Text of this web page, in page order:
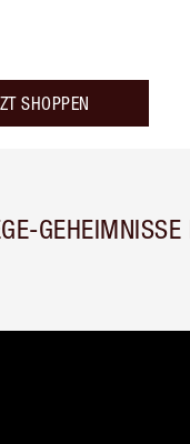
SHOPPEN